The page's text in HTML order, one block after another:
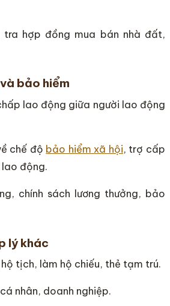
tra hợp đồng mua bán nhà đất,
bảo hiểm
lao động giữa người lao động
chế độ bảo hiểm xã hội, trợ cấp
động.
chính sách lương thưởng, bảo
lý khác
tịch, làm hộ chiếu, thẻ tạm trú.
nhân, doanh nghiệp.